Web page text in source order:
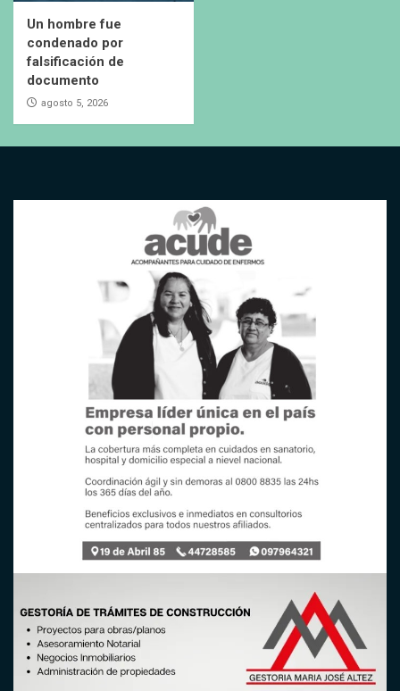
Un hombre fue
condenado por
falsificación de
documento
agosto 5, 2026